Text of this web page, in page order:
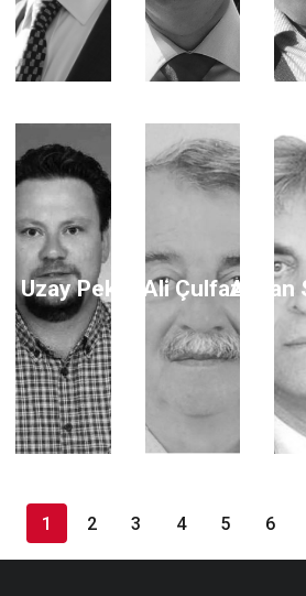
Ali Uzay Peker Ali ÇulfazAyhan
1 2 3 4 5 6